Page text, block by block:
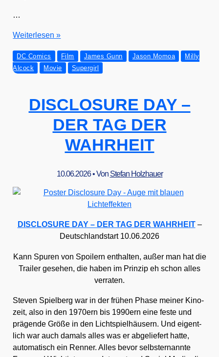
…
SUPGERGIRL
wirk­
lich
Wei­ter­le­sen »
DC Comics Film James Gunn Jason Momoa
Milly
Alcock
Movie Supergirl
DISCLOSURE DAY –
DER TAG DER
WAHRHEIT
10.06.2026• Von Stefan Holzhauer
DISCLOSURE DAY – DER TAG DER WAHRHEIT–
Deutsch­land­start 10.06.2026
Kann Spu­ren von Spoi­lern ent­hal­ten, außer man hat die
Trai­ler gese­hen, die haben im Prin­zip eh schon alles
ver­ra­ten.
Ste­ven Spiel­berg war in der frü­hen Pha­se mei­ner Kino­
zeit, also in den 1970ern bis 1990ern eine fes­te und
prä­gen­de Grö­ße in den Licht­spiel­häu­sern. Und eigent­
lich war auch damals alles was er abge­lie­fert hat­te,
auto­ma­tisch ein Ren­ner. Alles bevor selbst­er­nann­te